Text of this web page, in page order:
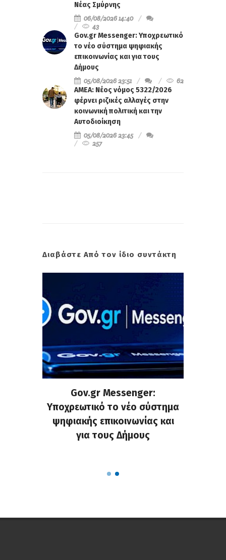
Νέας Σμύρνης
06/08/2026 14:40
43
Gov.gr Messenger: Υποχρεωτικό
το νέο σύστημα ψηφιακής
επικοινωνίας και για τους
Δήμους
05/08/2026 23:51
62
ΑΜΕΑ: Νέος νόμος 5322/2026
φέρνει ριζικές αλλαγές στην
κοινωνική πολιτική και την
Αυτοδιοίκηση
05/08/2026 23:45
257
Διαβάστε Από τον ίδιο συντάκτη
Gov.gr Messenger:
Υποχρεωτικό το νέο σύστημα
ψηφιακής επικοινωνίας και
για τους Δήμους